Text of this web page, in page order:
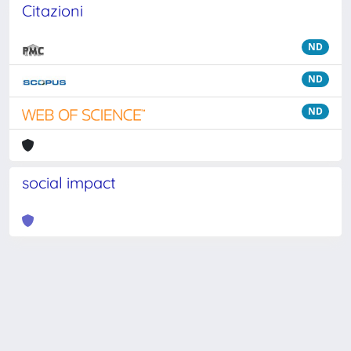
Citazioni
ND
ND
ND
social impact